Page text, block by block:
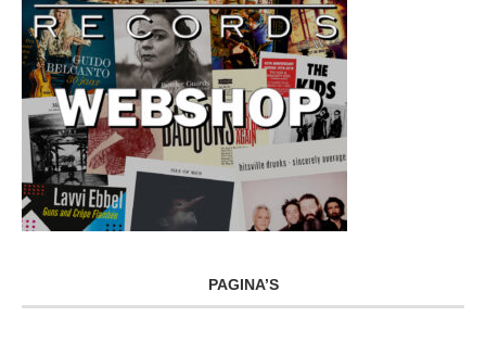
PAGINA’S